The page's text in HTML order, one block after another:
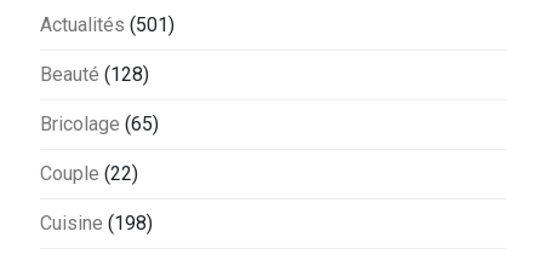
Actualités (501)
Beauté (128)
Bricolage (65)
Couple (22)
Cuisine (198)